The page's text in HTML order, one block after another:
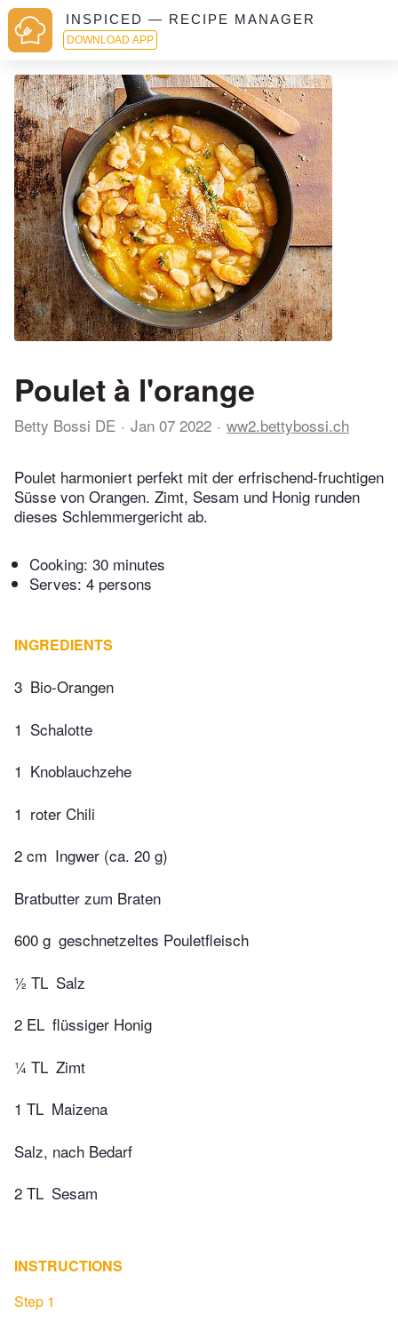
INSPICED — RECIPE MANAGER
DOWNLOAD APP
Poulet à l'orange
Betty Bossi DE Jan 07 2022 ww2.bettybossi.ch
Poulet harmoniert perfekt mit der erfrischend-fruchtigen
Süsse von Orangen. Zimt, Sesam und Honig runden
dieses Schlemmergericht ab.
Cooking: 30 minutes
Serves: 4 persons
INGREDIENTS
3 Bio-Orangen
1 Schalotte
1 Knoblauchzehe
1 roter Chili
2 cm Ingwer (ca. 20 g)
Bratbutter zum Braten
600 g geschnetzeltes Pouletfleisch
½ TL Salz
2 EL flüssiger Honig
¼ TL Zimt
1 TL Maizena
Salz, nach Bedarf
2 TL Sesam
INSTRUCTIONS
Step 1